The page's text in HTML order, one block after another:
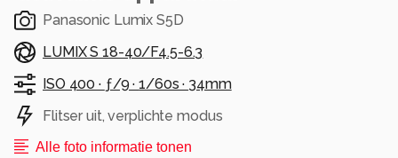
Panasonic Lumix S5D
LUMIX S 18-40/F4.5-6.3
ISO 400 · ƒ/9 ·1/60s · 34mm
Flitser uit, verplichte modus
Alle foto informatie tonen